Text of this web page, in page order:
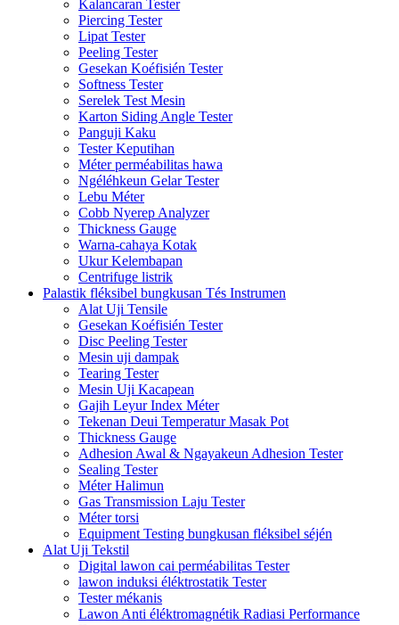
Kalancaran Tester
Piercing Tester
Lipat Tester
Peeling Tester
Gesekan Koéfisién Tester
Softness Tester
Serelek Test Mesin
Karton Siding Angle Tester
Panguji Kaku
Tester Keputihan
Méter perméabilitas hawa
Ngéléhkeun Gelar Tester
Lebu Méter
Cobb Nyerep Analyzer
Thickness Gauge
Warna-cahaya Kotak
Ukur Kelembapan
Centrifuge listrik
Palastik fléksibel bungkusan Tés Instrumen
Alat Uji Tensile
Gesekan Koéfisién Tester
Disc Peeling Tester
Mesin uji dampak
Tearing Tester
Mesin Uji Kacapean
Gajih Leyur Index Méter
Tekenan Deui Temperatur Masak Pot
Thickness Gauge
Adhesion Awal & Ngayakeun Adhesion Tester
Sealing Tester
Méter Halimun
Gas Transmission Laju Tester
Méter torsi
Equipment Testing bungkusan fléksibel séjén
Alat Uji Tekstil
Digital lawon cai perméabilitas Tester
lawon induksi éléktrostatik Tester
Tester mékanis
Lawon Anti éléktromagnétik Radiasi Performance